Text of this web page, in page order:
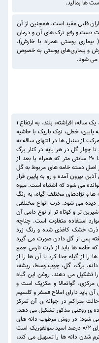
ها بمالید.
قلبی مفید است. همچنین از آن
دست و رفع ترک های آن و درمان
( بیماری پوستی همراه با خارش)،
و بیماری‌های پوستی به خصوص
می شود.
گیاهی است از خانواده ی Gramineae، علفی، یک ساله، افراشته، بلند، به ارتفاع ۱
به پایین، خطی، نوک باریک با حاشیه
از سنبل ها در انتهای ساقه به
چهار گل در هر پایه در کنار برگ
قرار دارند و خامه هایی (کاکل) به طول حدودا ۲۰ سانتی متر که همراه یا بعد از
دسته خامه های مربوط به گل
بیرون آمده و رو به پایین قرار
می شود که اشتباه است. میوه
و نژادهای مختلف گیاه، به رنگ
دیده می شود. ذرت انواع مختلفی
تر و کوتاه تر از نوع دامی آن
استفاده متفاوت است. چناچه
ذرت خشک کاغذی شده و رنگ زرد
خود گرفته باشند که معمولا ۸ - ۷ هفته پس از گل دادن صورت می گیرد
خامه ها باید از ذرت نارس جمع
را از گیاه جدا کرد یا آن ها را از
برگ، گل، چوب وسط، ریشه،
تشکیل می دهند. روغن این گیاه
مرکزی، گواتمالا و مکزیک است و
باید دارای املاح فسفر و کلسیم
متراکم در جوانه ی آن تمرکز
ی روغنی مذکور تشکیل می دهد.
تهیه می شود: در روش مرطوب دانه های
ذرت را به مدت ۳۰ تا ۴۰ ساعت در آبی که دارای ۰/۲ درصد اسید سولفوریک است
شدن دانه ها را تسهیل می کند،